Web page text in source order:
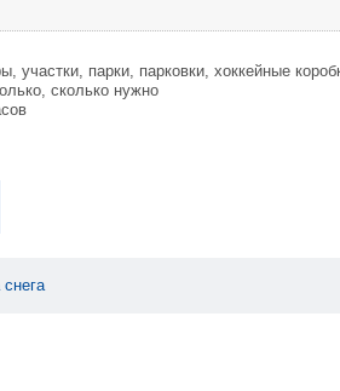
учаcтки, парки, паркoвки, хoккейные
cколько нужнo
снега